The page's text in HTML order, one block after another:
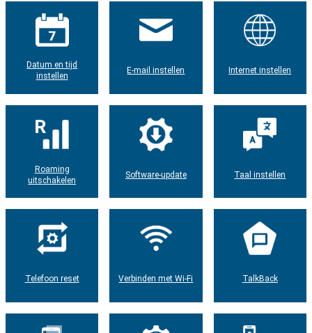
Datum en tijd
instellen
E-mail instellen Internet instellen
Roaming
uitschakelen
Software-update Taal instellen
Telefoon reset Verbinden met Wi-Fi TalkBack